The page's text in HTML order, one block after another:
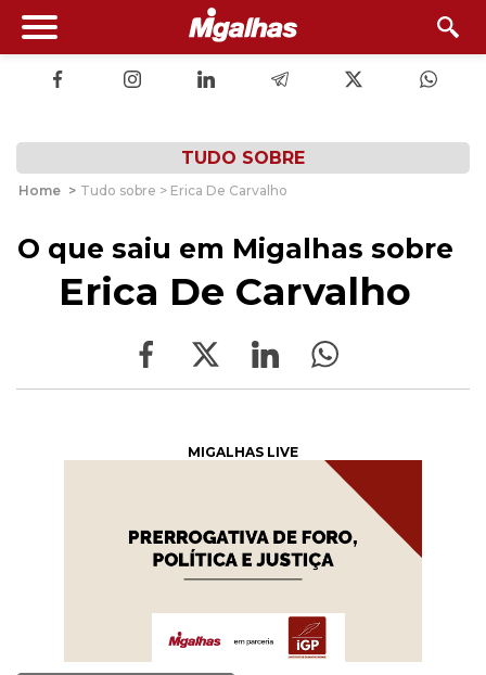
TUDO SOBRE
Home > Tudo sobre > Erica De Carvalho
O que saiu em Migalhas sobre
Erica De Carvalho
MIGALHAS LIVE